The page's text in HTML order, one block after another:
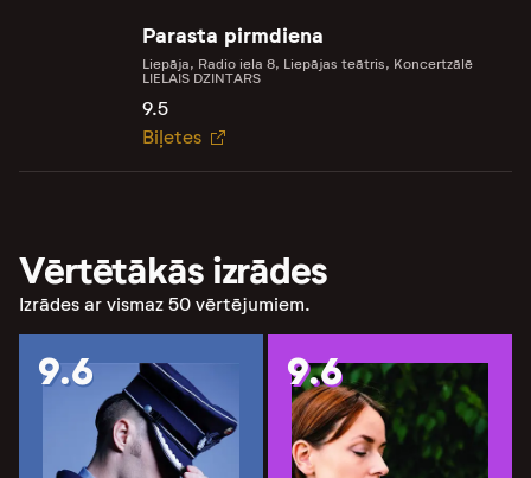
Parasta pirmdiena
Liepāja, Radio iela 8, Liepājas teātris, Koncertzālē
LIELAIS DZINTARS
9.5
Biļetes
Vērtētākās izrādes
Izrādes ar vismaz 50 vērtējumiem.
9.6 9.6